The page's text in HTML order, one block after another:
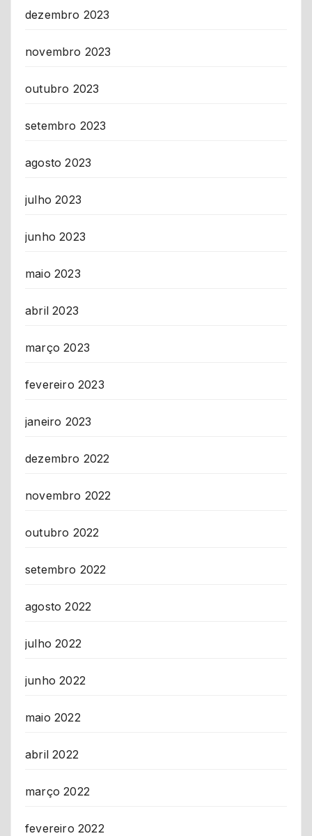
dezembro 2023
novembro 2023
outubro 2023
setembro 2023
agosto 2023
julho 2023
junho 2023
maio 2023
abril 2023
março 2023
fevereiro 2023
janeiro 2023
dezembro 2022
novembro 2022
outubro 2022
setembro 2022
agosto 2022
julho 2022
junho 2022
maio 2022
abril 2022
março 2022
fevereiro 2022